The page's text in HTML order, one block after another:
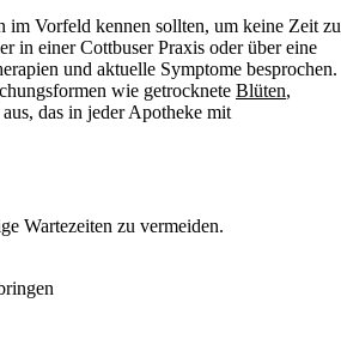
im Vorfeld kennen sollten, um keine Zeit zu
in einer Cottbuser Praxis oder über eine
und aktuelle Symptome besprochen.
wie getrocknete Blüten,
das in jeder Apotheke mit
Wartezeiten zu vermeiden.